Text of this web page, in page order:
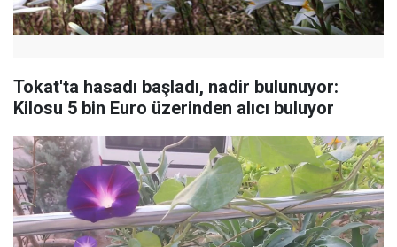
Tokat'ta hasadı başladı, nadir bulunuyor:
Kilosu 5 bin Euro üzerinden alıcı buluyor